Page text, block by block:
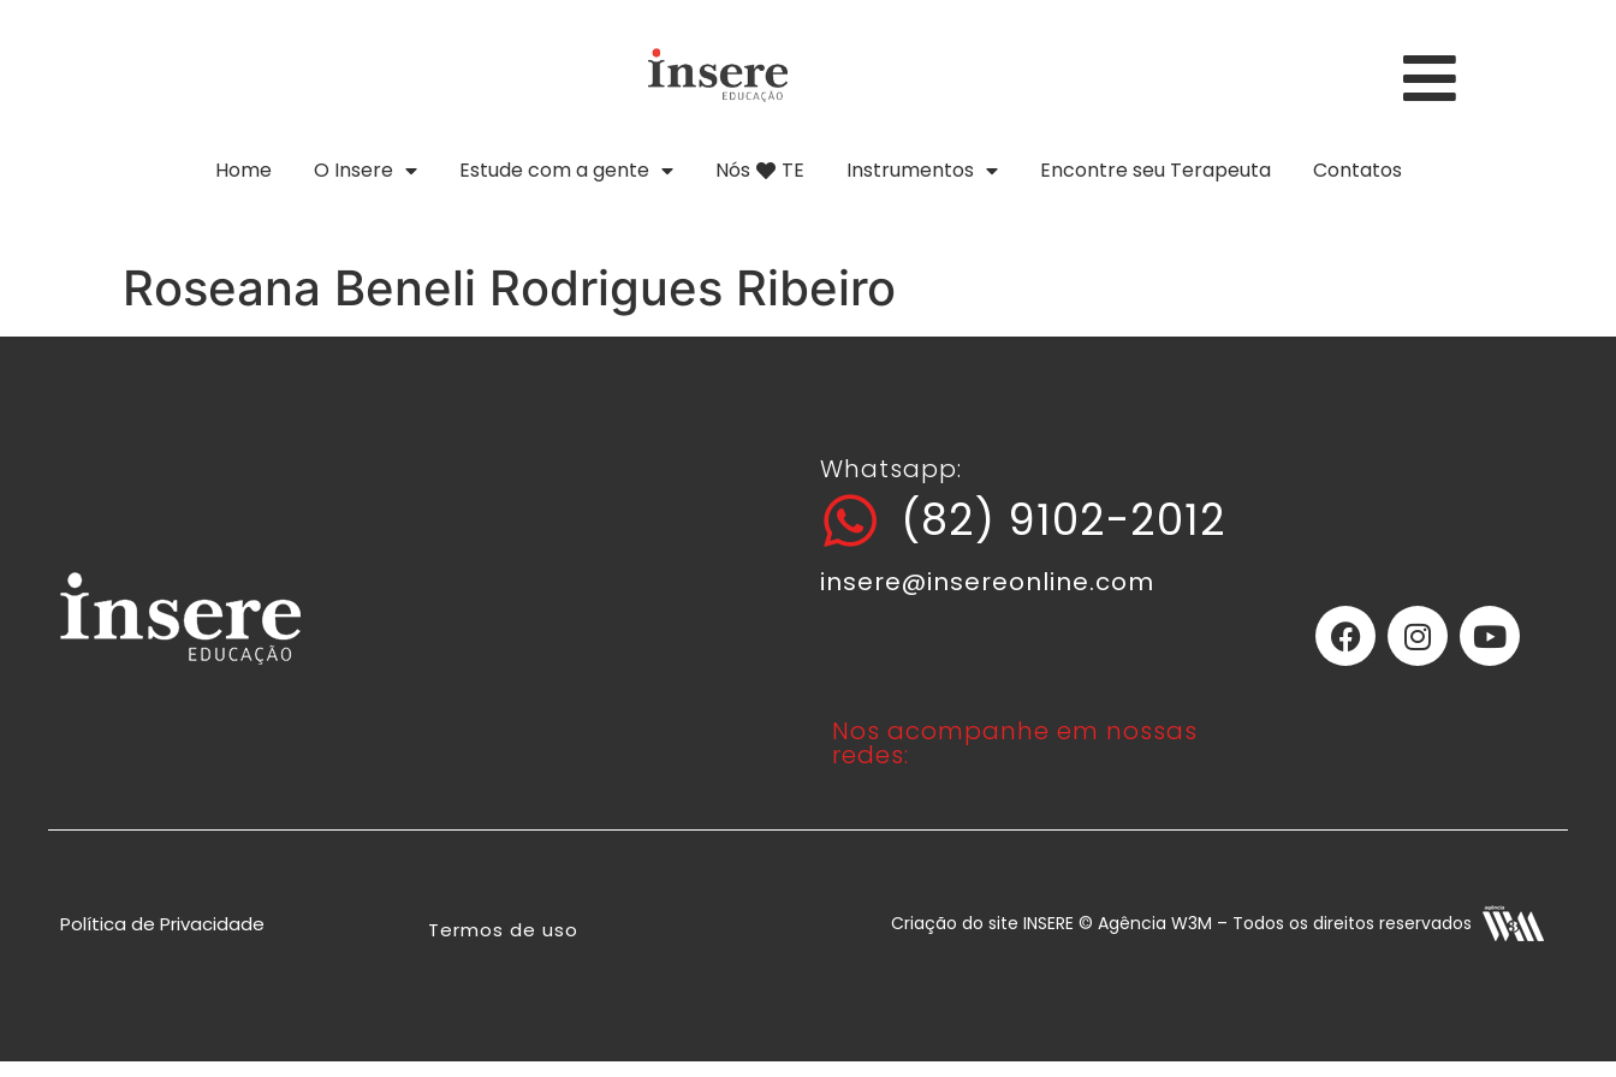
Home O Insere Estude com a gente Nós TE Instrumentos Encontre seu Terapeuta Contatos
Roseana Beneli Rodrigues Ribeiro
Whatsapp:
(82) 9102-2012
insere@insereonline.com
Nos acompanhe em nossas
redes:
Política de Privacidade Termos de uso Criação do site INSERE © Agência W3M – Todos os direitos reservados